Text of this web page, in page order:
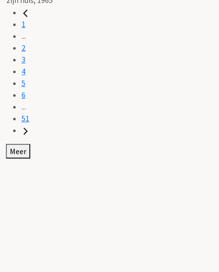
1
...
2
3
4
5
6
...
51
Meer